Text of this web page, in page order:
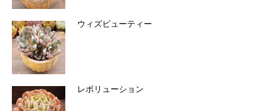
ウィズビューティー
レボリューション